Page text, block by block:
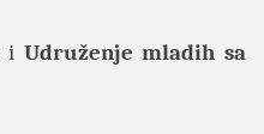
i Udruženje mladih sa